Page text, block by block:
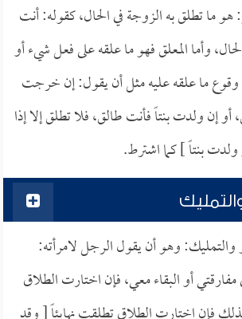
ما تطلق به الزوجة في الحال، كقوله: أنت
وأما المعلق فهو ما علقه على فعل شيء أو
وقوع ما علقه عليه مثل أن يقول: إن خرجت
إن ولدت بنتاً فأنت طالق، فلا تطلق إلا إذا
بنتاً ] كما اشترط.
والتمليك: وهو أن يقول الرجل لامرأته:
أو البقاء معي، فإن اختارت الطلاق